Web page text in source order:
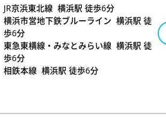
JR京浜東北線 横浜駅 徒歩6分
横浜市営地下鉄ブルーライン 横浜駅 徒
歩6分
東急東横線・みなとみらい線 横浜駅 徒
歩6分
相鉄本線 横浜駅 徒歩6分